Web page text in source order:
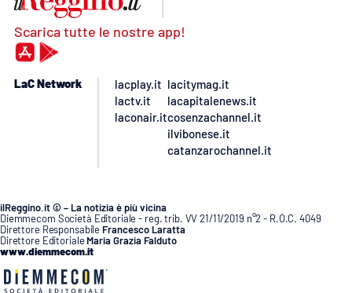
Scarica tutte le nostre app!
LaC Network
lacplay.it
lactv.it
laconair.it
lacitymag.it
lacapitalenews.it
cosenzachannel.it
ilvibonese.it
catanzarochannel.it
ilReggino.it © – La notizia è più vicina
Diemmecom Società Editoriale - reg. trib. VV 21/11/2019 n°2 - R.O.C. 4049
Direttore Responsabile Francesco Laratta
Direttore Editoriale Maria Grazia Falduto
www.diemmecom.it